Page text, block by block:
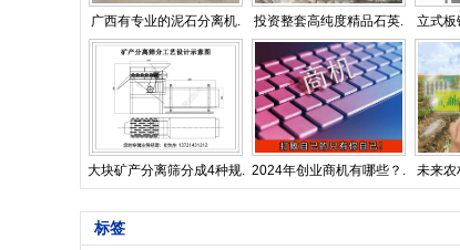
广西有专业的泥石分离机. 投资整套高纯度精品石英. 立式板
大块矿产分离筛分成4种规. 2024年创业商机有哪些？. 未来农
标签